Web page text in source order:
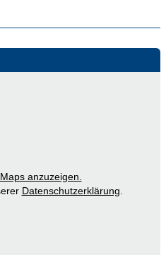
anzuzeigen.
Datenschutzerklärung